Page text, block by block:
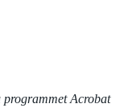
Acrobat